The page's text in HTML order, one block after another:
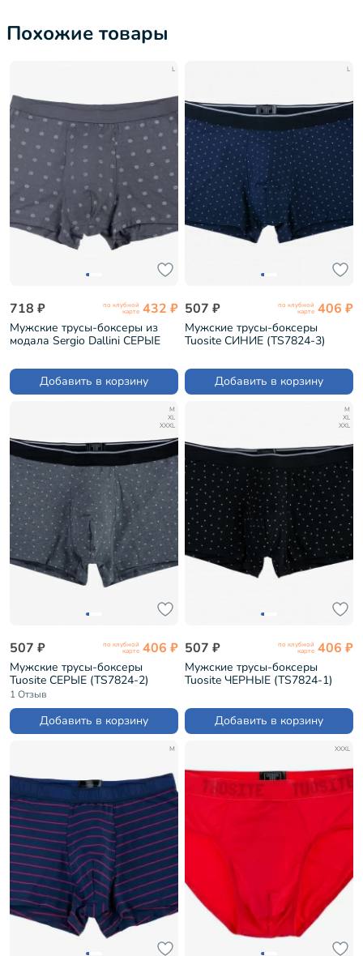
Похожие товары
L
718 ₽ по клубной
карте 432 ₽
Мужские трусы-боксеры из
модала Sergio Dallini СЕРЫЕ
Добавить в корзину
L
507 ₽ по клубной
карте 406 ₽
Мужские трусы-боксеры
Tuosite СИНИЕ (TS7824-3)
Добавить в корзину
M
XL
XXXL
507 ₽ по клубной
карте 406 ₽
Мужские трусы-боксеры
Tuosite СЕРЫЕ (TS7824-2)
1 Отзыв
Добавить в корзину
M
XL
XXL
507 ₽ по клубной
карте 406 ₽
Мужские трусы-боксеры
Tuosite ЧЕРНЫЕ (TS7824-1)
Добавить в корзину
M XXXL